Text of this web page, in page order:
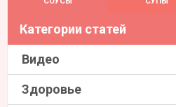
Категории статей
Видео
Здоровье